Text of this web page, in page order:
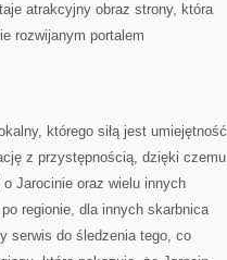
atrakcyjny obraz strony, która
rozwijanym portalem
którego siłą jest umiejętność
z przystępnością, dzięki czemu
Jarocinie oraz wielu innych
regionie, dla innych skarbnica
serwis do śledzenia tego, co